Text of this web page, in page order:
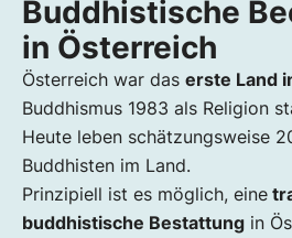
Buddhistische
in Österreich
Österreich war das erste Land
Buddhismus 1983 als Religion
Heute leben schätzungsweise
Buddhisten im Land.
Prinzipiell ist es möglich, eine
buddhistische Bestattung in